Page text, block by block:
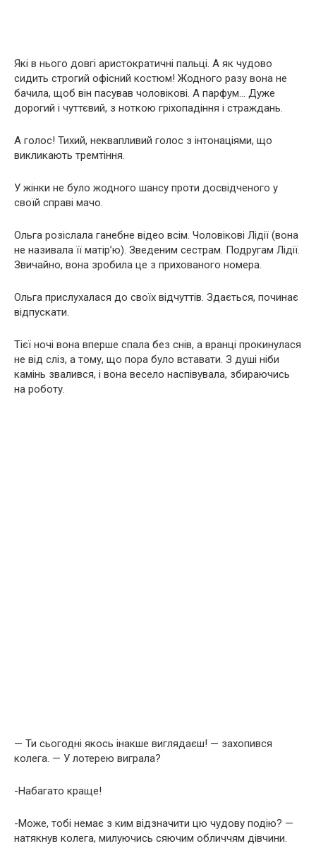
Які в нього довгі аристократичні пальці. А як чудово
сидить строгий офісний костюм! Жодного разу вона не
бачила, щоб він пасував чоловікові. А парфум… Дуже
дорогий і чуттєвий, з ноткою гріхопадіння і страждань.
А голос! Тихий, неквапливий голос з інтонаціями, що
викликають тремтіння.
У жінки не було жодного шансу проти досвідченого у
своїй справі мачо.
Ольга розіслала ганебне відео всім. Чоловікові Лідії (вона
не називала її матір’ю). Зведеним сестрам. Подругам Лідії.
Звичайно, вона зробила це з прихованого номера.
Ольга прислухалася до своїх відчуттів. Здається, починає
відпускати.
Тієї ночі вона вперше спала без снів, а вранці прокинулася
не від сліз, а тому, що пора було вставати. З душі ніби
камінь звалився, і вона весело наспівувала, збираючись
на роботу.
— Ти сьогодні якось інакше виглядаєш! — захопився
колега. — У лотерею виграла?
-Набагато краще!
-Може, тобі немає з ким відзначити цю чудову подію? —
натякнув колега, милуючись сяючим обличчям дівчини.